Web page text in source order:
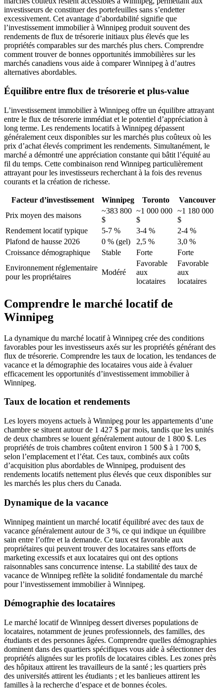
investisseurs de constituer des portefeuilles sans s’endetter
excessivement. Cet avantage d’abordabilité signifie que
l’investissement immobilier à Winnipeg produit souvent des
rendements de flux de trésorerie initiaux plus élevés que les
propriétés comparables sur des marchés plus chers. Comprendre
comment trouver de bonnes opportunités immobilières sur les
marchés canadiens vous aide à comparer Winnipeg à d’autres
alternatives abordables.
Équilibre entre flux de trésorerie et plus-value
L’investissement immobilier à Winnipeg offre un équilibre attrayant
entre le flux de trésorerie immédiat et le potentiel d’appréciation à
long terme. Les rendements locatifs à Winnipeg dépassent
généralement ceux disponibles sur les marchés plus coûteux où les
prix d’achat élevés compriment les rendements. Simultanément, le
marché a démontré une appréciation constante qui bâtit l’équité au
fil du temps. Cette combinaison rend Winnipeg particulièrement
attrayant pour les investisseurs recherchant à la fois des revenus
courants et la création de richesse.
Facteur d’investissement Winnipeg Toronto
Vancouver
Prix moyen des maisons
~383 800
$
~1 000 000
$
~1 180 000
$
Rendement locatif typique
5-7 % 3-4 %
2-4 %
Plafond de hausse 2026
0 % (gel) 2,5 %
3,0 %
Croissance démographique
Stable Forte
Forte
Environnement réglementaire
pour les propriétaires
Modéré
Favorable
aux
locataires
Favorable
aux
locataires
Comprendre le marché locatif de
Winnipeg
La dynamique du marché locatif à Winnipeg crée des conditions
favorables pour les investisseurs axés sur les propriétés générant des
flux de trésorerie. Comprendre les taux de location, les tendances de
vacance et la démographie des locataires vous aide à évaluer
efficacement les opportunités d’investissement immobilier à
Winnipeg.
Taux de location et rendements
Les loyers moyens actuels à Winnipeg pour les appartements d’une
chambre se situent autour de 1 427 $ par mois, tandis que les unités
de deux chambres se louent généralement autour de 1 800 $. Les
propriétés de trois chambres coûtent environ 1 500 $ à 1 700 $,
selon l’emplacement et l’état. Ces taux, combinés aux coûts
d’acquisition plus abordables de Winnipeg, produisent des
rendements locatifs nettement plus élevés que ceux disponibles sur
les marchés les plus chers du Canada.
Dynamique de la vacance
Winnipeg maintient un marché locatif équilibré avec des taux de
vacance généralement autour de 3 %, ce qui indique un équilibre
sain entre l’offre et la demande. Ce taux est favorable aux
propriétaires qui peuvent trouver des locataires sans efforts de
marketing excessifs et aux locataires qui ont des options
raisonnables sans concurrence intense. La stabilité des taux de
vacance de Winnipeg reflète la solidité fondamentale du marché
pour l’investissement immobilier à Winnipeg.
Démographie des locataires
Le marché locatif de Winnipeg dessert diverses populations de
locataires, notamment de jeunes professionnels, des familles, des
étudiants et des personnes âgées. Comprendre quelles démographies
dominent dans des quartiers spécifiques vous aide à sélectionner des
propriétés alignées sur les profils de locataires cibles. Les zones près
des hôpitaux attirent les travailleurs de la santé ; les quartiers près
des universités attirent les étudiants ; et les banlieues attirent les
familles à la recherche d’espace et de bonnes écoles.